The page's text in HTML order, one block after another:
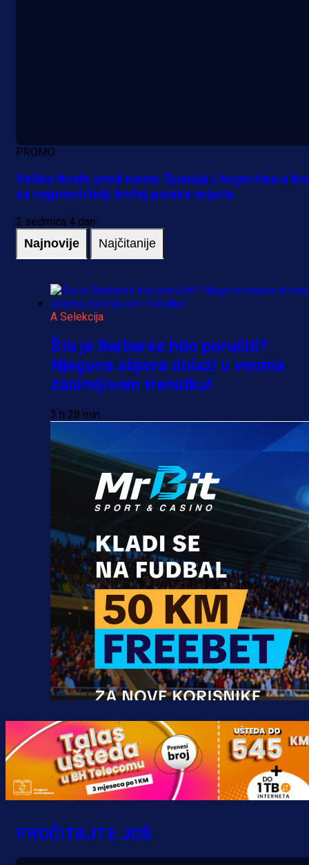
PROMO
Veliko finale pred nama: Španija i Argentina u
za najprestižniji trofej prvaka svijeta
2 sedmica 4 dan
Najnovije Najčitanije
A Selekcija
Šta je Barbarez htio poručiti?
Njegova objava dolazi u veoma
zanimljivom trenutku!
3 h 28 min
Promo vijesti
MrBit: Isprati kvalifikacije za
evropska takmičenja i preuzmi
bonus dobrodošlice!
PROČITAJTE JOŠ